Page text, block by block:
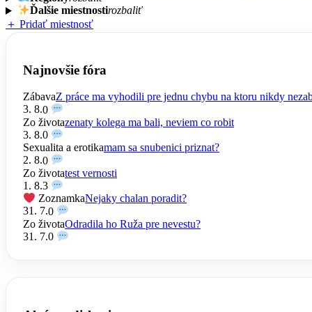
Ďalšie miestnostirozbaliť
＋ Pridať miestnosť
Najnovšie fóra
ZábavaZ práce ma vyhodili pre jednu chybu na ktoru nikdy
3. 8.0
Zo životazenaty kolega ma bali, neviem co robit
3. 8.0
Sexualita a erotikamam sa snubenici priznat?
2. 8.0
Zo životatest vernosti
1. 8.3
ZoznamkaNejaky chalan poradit?
31. 7.0
Zo životaOdradila ho Ruža pre nevestu?
31. 7.0